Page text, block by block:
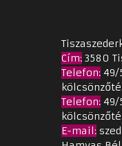
Cím:3580
Telefon:49/
Telefon:49/
E-mail: